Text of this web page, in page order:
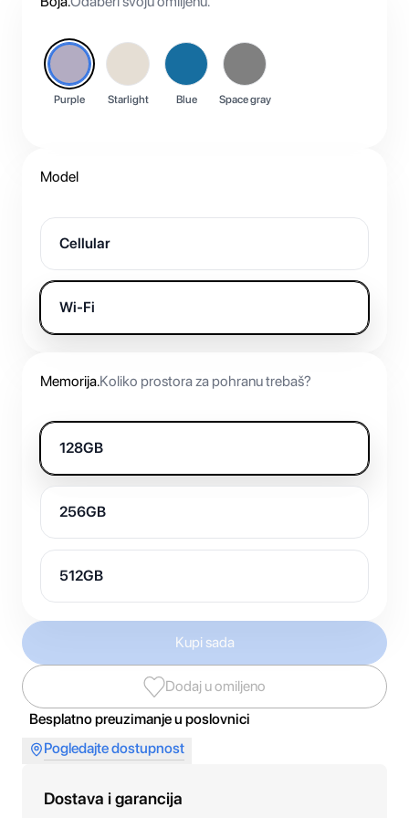
Purple Starlight Blue Space gray
Model
Cellular
Wi-Fi
Memorija.Koliko prostora za pohranu trebaš?
128GB
256GB
512GB
Kupi sada
Dodaj u omiljeno
Besplatno preuzimanje u poslovnici
Pogledajte dostupnost
Dostava i garancija